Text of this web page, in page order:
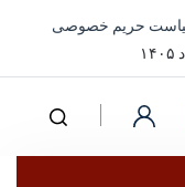
حریم خصوصی